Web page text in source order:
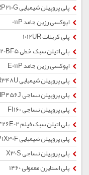
پلی پروپیلن شیمیایی RP210G
اپوکسی رزین جامد 011P
پلی کربنات 1012UR
پلی اتیلن سبک خطی 20BF5
اپوکسی رزین جامد E011P
پلی پروپیلن شیمیایی ZR348U
پلی پروپیلن نساجی HP456J
پلی پروپیلن نساجی FI160
پلی اتیلن سبک فیلم 2426E02
پلی پروپیلن شیمیایی EP1X30F
پلی پروپیلن نساجی X30S
پلی استایرن معمولی 1460